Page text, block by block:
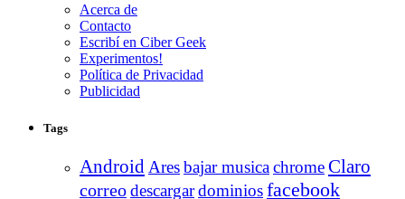
Acerca de
Contacto
Escribí en Ciber Geek
Experimentos!
Política de Privacidad
Publicidad
Tags
Android Aresbajar musicachromeClaro
correodescargardominiosfacebook